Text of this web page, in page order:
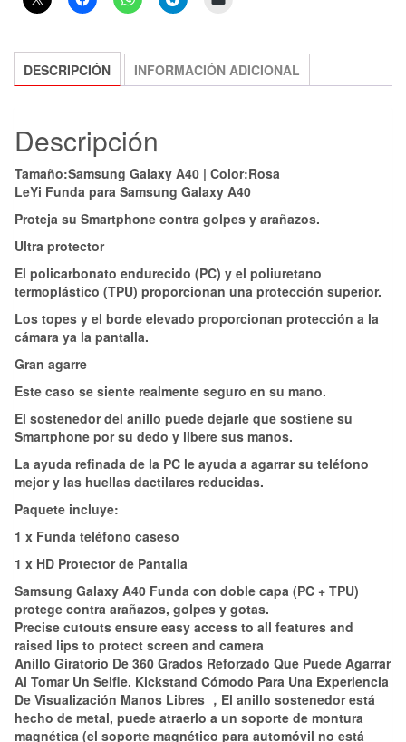
DESCRIPCIÓN INFORMACIÓN ADICIONAL
Descripción
Tamaño:Samsung Galaxy A40 | Color:Rosa
LeYi Funda para Samsung Galaxy A40
Proteja su Smartphone contra golpes y arañazos.
Ultra protector
El policarbonato endurecido (PC) y el poliuretano
termoplástico (TPU) proporcionan una protección superior.
Los topes y el borde elevado proporcionan protección a la
cámara ya la pantalla.
Gran agarre
Este caso se siente realmente seguro en su mano.
El sostenedor del anillo puede dejarle que sostiene su
Smartphone por su dedo y libere sus manos.
La ayuda refinada de la PC le ayuda a agarrar su teléfono
mejor y las huellas dactilares reducidas.
Paquete incluye:
1 x Funda teléfono caseso
1 x HD Protector de Pantalla
Samsung Galaxy A40 Funda con doble capa (PC + TPU)
protege contra arañazos, golpes y gotas.
Precise cutouts ensure easy access to all features and
raised lips to protect screen and camera
Anillo Giratorio De 360 Grados Reforzado Que Puede Agarrar
Al Tomar Un Selfie. Kickstand Cómodo Para Una Experiencia
De Visualización Manos Libres ，El anillo sostenedor está
hecho de metal, puede atraerlo a un soporte de montura
magnética (el soporte magnético para automóvil no está